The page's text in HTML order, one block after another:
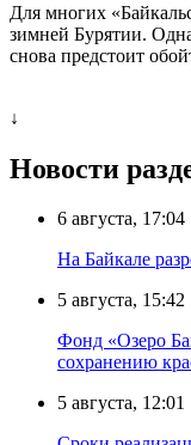
Для многих
зимней Бурятии.
снова предстоит
↓
Новости
6 августа, 17:04
На Байкале
5 августа, 15:42
Фонд «Озеро
сохранению
5 августа, 12:01